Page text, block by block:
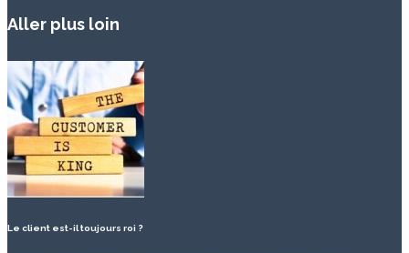
Aller plus loin
Le client est-il toujours roi ?